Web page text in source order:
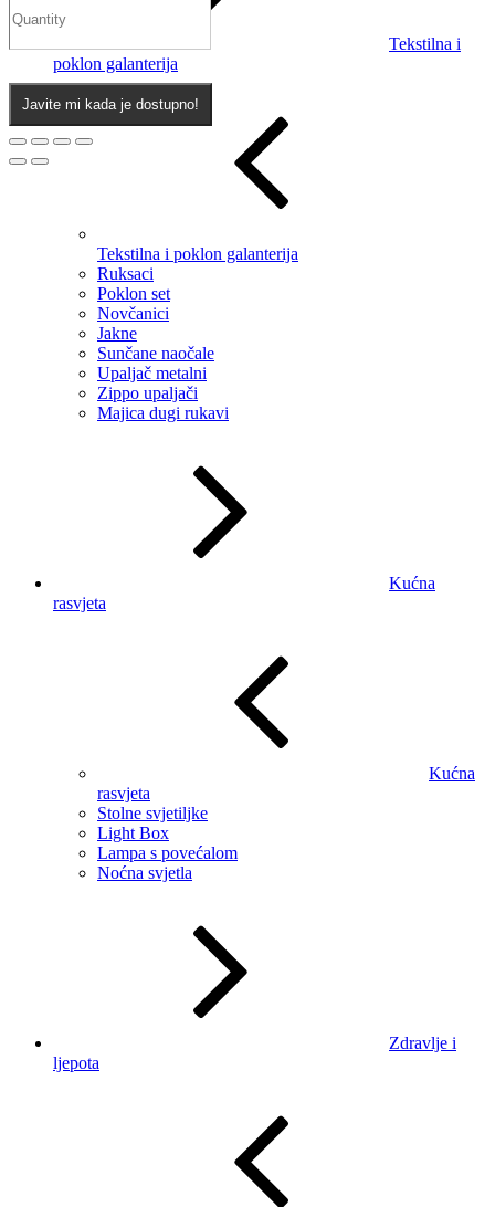
Tekstilna i
poklon galanterija
Tekstilna i poklon galanterija
Ruksaci
Poklon set
Novčanici
Jakne
Sunčane naočale
Upaljač metalni
Zippo upaljači
Majica dugi rukavi
Kućna
rasvjeta
Kućna
rasvjeta
Stolne svjetiljke
Light Box
Lampa s povećalom
Noćna svjetla
Zdravlje i
ljepota
Javite mi kada je dostupno!